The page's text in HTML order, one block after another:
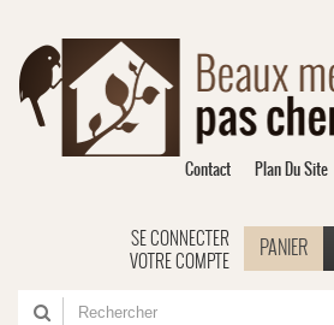
Contact Plan Du Site
PANIER
SE CONNECTER
VOTRE COMPTE